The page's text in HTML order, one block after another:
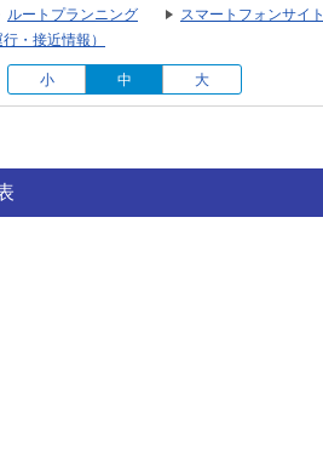
ルートプランニング
スマートフォンサイト
・接近情報）
小 中 大